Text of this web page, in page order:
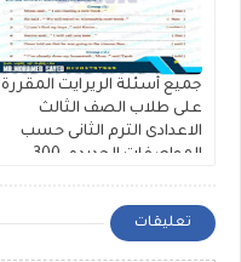
جميع أسئلة الريرايت المقررة
على طلاب الصف الثالث
الاعدادى الترم الثانى حسب
المواصفات الجديده، 300
الاعدادية ملفات مجمعة
تعليقات